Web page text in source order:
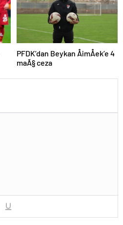
PFDK’dan Beykan ÅimÅek’e 4
maÃ§ ceza